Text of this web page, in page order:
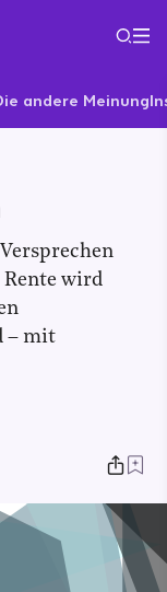
andere Meinung
Rente wird
– mit